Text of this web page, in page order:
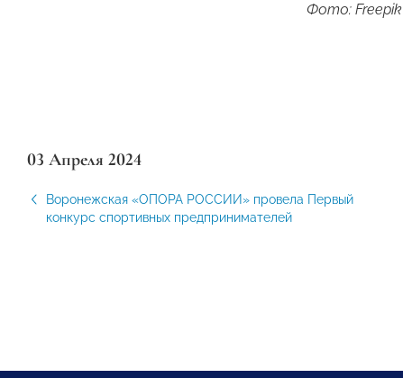
Фото: Freepik
03 Апреля 2024
Воронежская «ОПОРА РОССИИ» провела Первый
конкурс спортивных предпринимателей